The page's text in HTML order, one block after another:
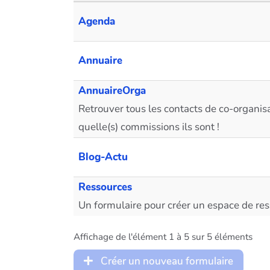
Agenda
Annuaire
AnnuaireOrga
Retrouver tous les contacts de co-
quelle(s) commissions ils sont !
Blog-Actu
Ressources
Un formulaire pour créer un espace de
Affichage de l'élément 1 à 5 sur 5 éléments
Créer un nouveau formulaire